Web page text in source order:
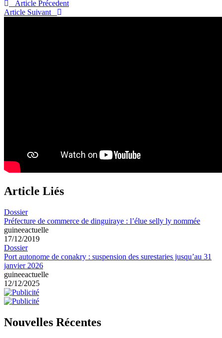
Article Précedent
Article Suivant
Article Liés
Dossier
Préfecture de commerce de dinguiraye : l’élue selly ly nommée
guineeactuelle
17/12/2019
Dossier
Port autonome de conakry : suspension des surestaries jusqu’au 31
janvier 2026
guineeactuelle
12/12/2025
Nouvelles Récentes